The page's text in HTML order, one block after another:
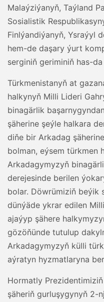
Malaýziýanyň, Taýland
Sosialistik
Finlýandiýanyň, Ysraýyl
hem-de daşary ýurt
serginiň geriminiň has-
Türkmenistanyň at
halkynyň Milli Lideri
binagärlik
şäherine şeýle halkara
diňe bir Arkadag
bolman, eýsem türkmen
Arkadagymyzyň
derejesinde berilen
bolar. Döwrümiziň beýik
dünýäde ykrar edilen
ajaýyp şähere
gözöňünde tutulup
Arkadagymyzyň külli
aýratyn hyzmatlaryna
Hormatly
şäheriň gurluşygynyň 2-